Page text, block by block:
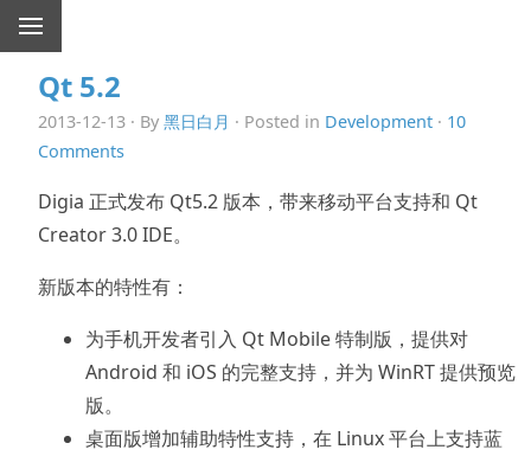
Qt 5.2
2013-12-13 · By 黑日白月 · Posted in Development · 10
Comments
Digia 正式发布 Qt5.2 版本，带来移动平台支持和 Qt
Creator 3.0 IDE。
新版本的特性有：
为手机开发者引入 Qt Mobile 特制版，提供对
Android 和 iOS 的完整支持，并为 WinRT 提供预览
版。
桌面版增加辅助特性支持，在 Linux 平台上支持蓝